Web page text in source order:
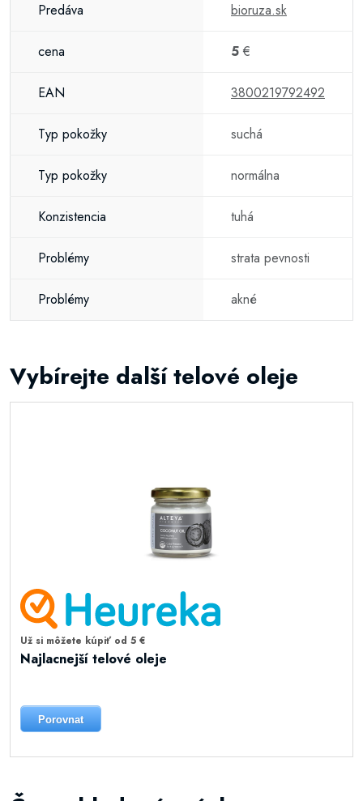
Predáva bioruza.sk
cena 5 €
EAN 3800219792492
Typ pokožky suchá
Typ pokožky normálna
Konzistencia tuhá
Problémy strata pevnosti
Problémy akné
Vybírejte další telové oleje
Už si môžete kúpiť od 5 €
Najlacnejší telové oleje
Porovnat